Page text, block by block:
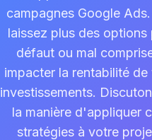
campagnes Google
laissez plus des options
défaut ou mal
impacter la rentabilité de
investissements.
la manière d'appliquer
stratégies à votre